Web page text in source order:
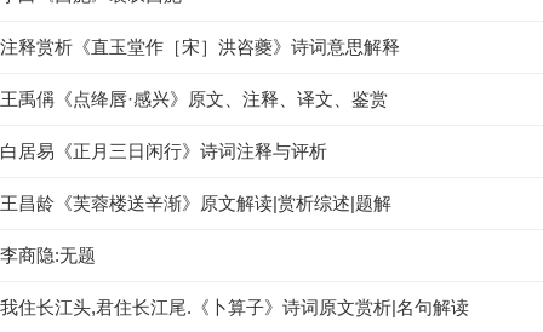
注释赏析《直玉堂作［宋］洪咨夔》诗词意思解释
王禹偁《点绛唇·感兴》原文、注释、译文、鉴赏
白居易《正月三日闲行》诗词注释与评析
王昌龄《芙蓉楼送辛渐》原文解读|赏析综述|题解
李商隐:无题
我住长江头,君住长江尾.《卜算子》诗词原文赏析|名句解读